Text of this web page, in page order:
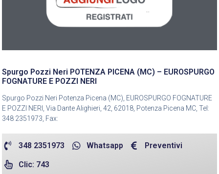
Spurgo Pozzi Neri POTENZA PICENA (MC) – EUROSPURGO
FOGNATURE E POZZI NERI
Spurgo Pozzi Neri Potenza Picena (MC), EUROSPURGO FOGNATURE
E POZZI NERI, Via Dante Alighieri, 42, 62018, Potenza Picena MC, Tel:
348 2351973, Fax:
348 2351973 Whatsapp Preventivi
Clic: 743